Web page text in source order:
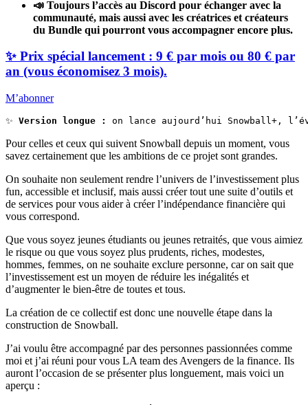
📣 Toujours l’accès au Discord pour échanger avec la
communauté, mais aussi avec les créatrices et créateurs
du Bundle qui pourront vous accompagner encore plus.
✨ Prix spécial lancement : 9 € par mois ou 80 € par
an (vous économisez 3 mois).
M’abonner
✨ Version longue : on lance aujourd’hui Snowball+,
Pour celles et ceux qui suivent Snowball depuis un moment, vous
savez certainement que les ambitions de ce projet sont grandes.
On souhaite non seulement rendre l’univers de l’investissement plus
fun, accessible et inclusif, mais aussi créer tout une suite d’outils et
de services pour vous aider à créer l’indépendance financière qui
vous correspond.
Que vous soyez jeunes étudiants ou jeunes retraités, que vous aimiez
le risque ou que vous soyez plus prudents, riches, modestes,
hommes, femmes, on ne souhaite exclure personne, car on sait que
l’investissement est un moyen de réduire les inégalités et
d’augmenter le bien-être de toutes et tous.
La création de ce collectif est donc une nouvelle étape dans la
construction de Snowball.
J’ai voulu être accompagné par des personnes passionnées comme
moi et j’ai réuni pour vous LA team des Avengers de la finance. Ils
auront l’occasion de se présenter plus longuement, mais voici un
aperçu :